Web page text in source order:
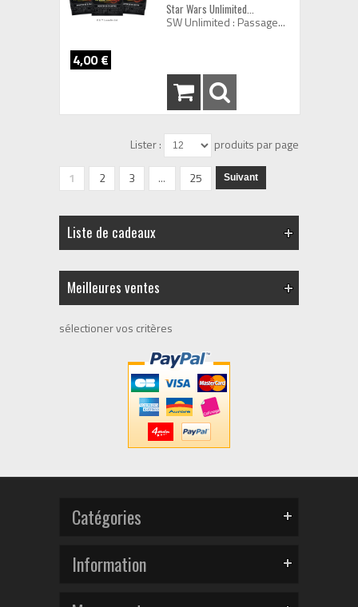
Star Wars Unlimited...
SW Unlimited : Passage...
4,00 €
Lister : produits par page
1 2 3 ... 25 Suivant
Liste de cadeaux
Meilleures ventes
sélectioner vos critères
Catégories
Information